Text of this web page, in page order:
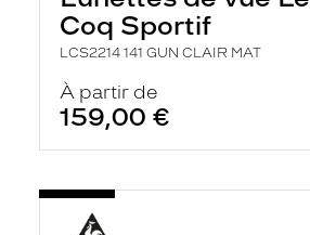
Coq Sportif
LCS2214 141 GUN CLAIR MAT
À partir de
159,00 €